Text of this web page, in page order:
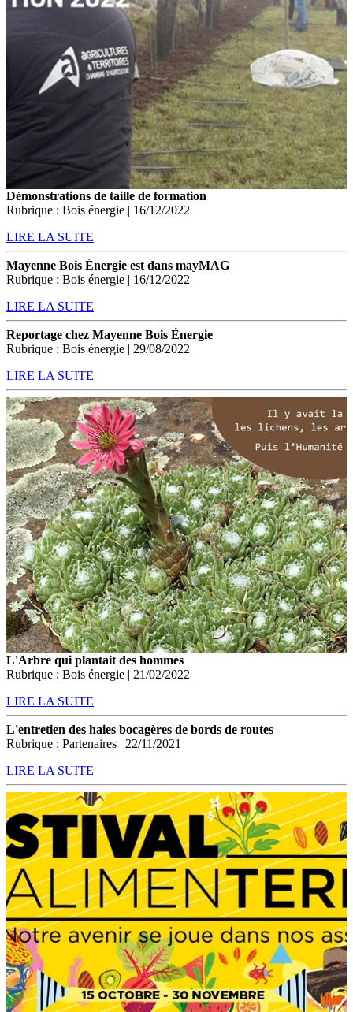
Démonstrations de taille de formation
Rubrique : Bois énergie | 16/12/2022
LIRE LA SUITE
Mayenne Bois Énergie est dans mayMAG
Rubrique : Bois énergie | 16/12/2022
LIRE LA SUITE
Reportage chez Mayenne Bois Énergie
Rubrique : Bois énergie | 29/08/2022
LIRE LA SUITE
L'Arbre qui plantait des hommes
Rubrique : Bois énergie | 21/02/2022
LIRE LA SUITE
L'entretien des haies bocagères de bords de routes
Rubrique : Partenaires | 22/11/2021
LIRE LA SUITE